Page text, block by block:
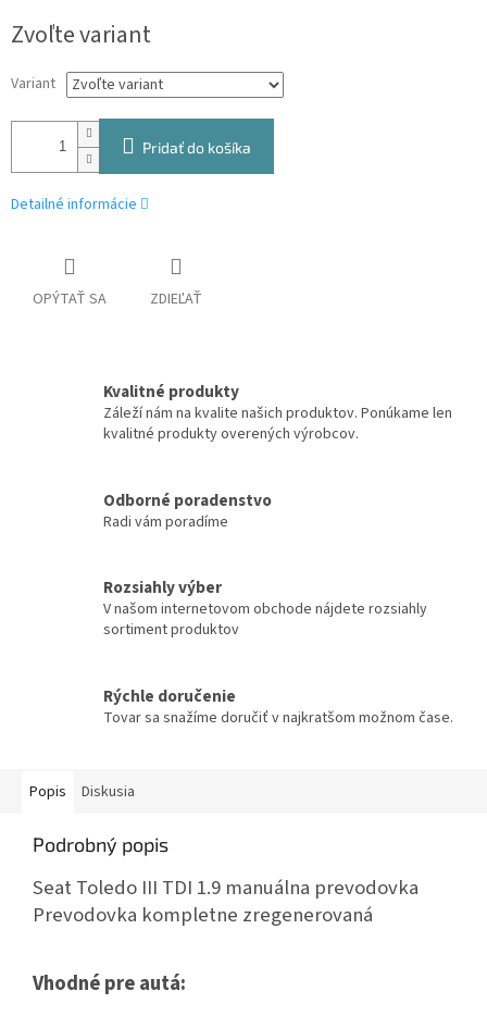
cena:
Zvoľte variant
Variant
Pridať do košíka
Detailné informácie
OPÝTAŤ SA ZDIEĽAŤ
Kvalitné produkty
Záleží nám na kvalite našich produktov. Ponúkame len
kvalitné produkty overených výrobcov.
Odborné poradenstvo
Radi vám poradíme
Rozsiahly výber
V našom internetovom obchode nájdete rozsiahly
sortiment produktov
Rýchle doručenie
Tovar sa snažíme doručiť v najkratšom možnom čase.
Popis Diskusia
Podrobný popis
Seat Toledo III TDI 1.9 manuálna prevodovka
Prevodovka kompletne zregenerovaná
Vhodné pre autá: